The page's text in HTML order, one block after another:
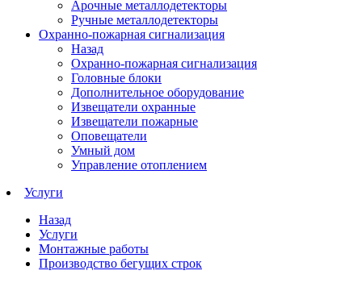
Арочные металлодетекторы
Ручные металлодетекторы
Охранно-пожарная сигнализация
Назад
Охранно-пожарная сигнализация
Головные блоки
Дополнительное оборудование
Извещатели охранные
Извещатели пожарные
Оповещатели
Умный дом
Управление отоплением
Услуги
Назад
Услуги
Монтажные работы
Производство бегущих строк